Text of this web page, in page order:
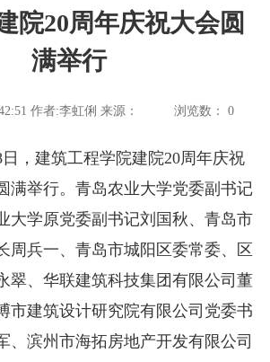
院20周年庆祝大会圆
满举行
作者:李虹俐 来源： 浏览数： 0
，建筑工程学院建院20周年庆祝
满举行。青岛农业大学党委副书记
大学原党委副书记刘国秋、青岛市
周兵一、青岛市城阳区委常委、区
翠、华联建筑科技集团有限公司董
市建筑设计研究院有限公司党委书
、滨州市海拓房地产开发有限公司